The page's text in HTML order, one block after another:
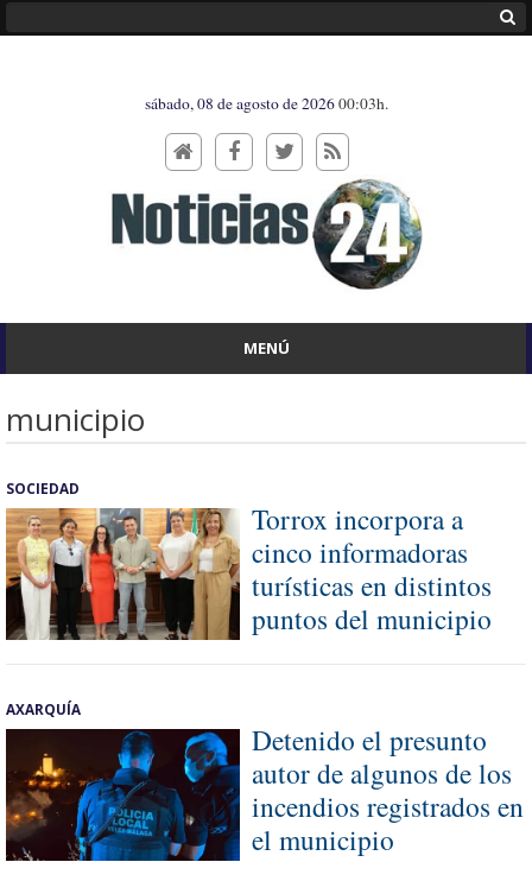
sábado, 08 de agosto de 202600:03h.
MENÚ
municipio
SOCIEDAD
Torrox incorpora a
cinco informadoras
turísticas en distintos
puntos del municipio
AXARQUÍA
Detenido el presunto
autor de algunos de los
incendios registrados en
el municipio